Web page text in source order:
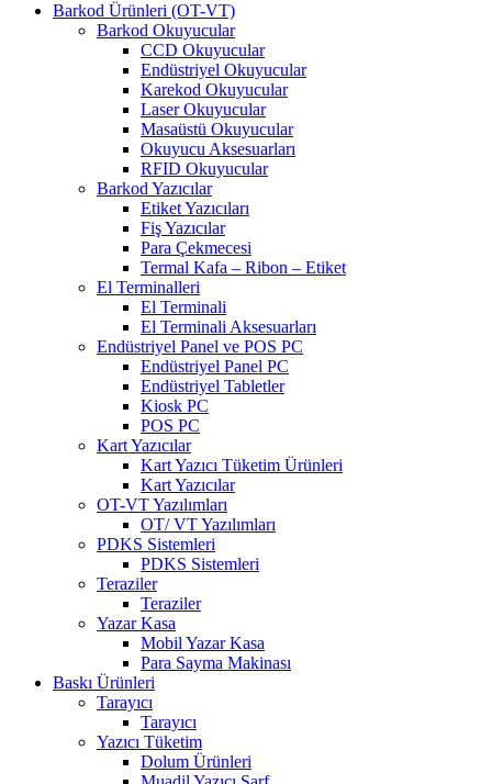
Barkod Ürünleri (OT-VT)
Barkod Okuyucular
CCD Okuyucular
Endüstriyel Okuyucular
Karekod Okuyucular
Laser Okuyucular
Masaüstü Okuyucular
Okuyucu Aksesuarları
RFID Okuyucular
Barkod Yazıcılar
Etiket Yazıcıları
Fiş Yazıcılar
Para Çekmecesi
Termal Kafa – Ribon – Etiket
El Terminalleri
El Terminali
El Terminali Aksesuarları
Endüstriyel Panel ve POS PC
Endüstriyel Panel PC
Endüstriyel Tabletler
Kiosk PC
POS PC
Kart Yazıcılar
Kart Yazıcı Tüketim Ürünleri
Kart Yazıcılar
OT-VT Yazılımları
OT/ VT Yazılımları
PDKS Sistemleri
PDKS Sistemleri
Teraziler
Teraziler
Yazar Kasa
Mobil Yazar Kasa
Para Sayma Makinası
Baskı Ürünleri
Tarayıcı
Tarayıcı
Yazıcı Tüketim
Dolum Ürünleri